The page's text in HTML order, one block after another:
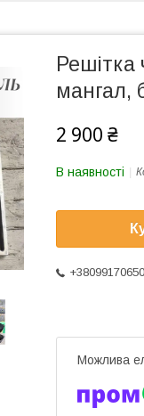
Решітка
мангал,
2 900 ₴
В наявності